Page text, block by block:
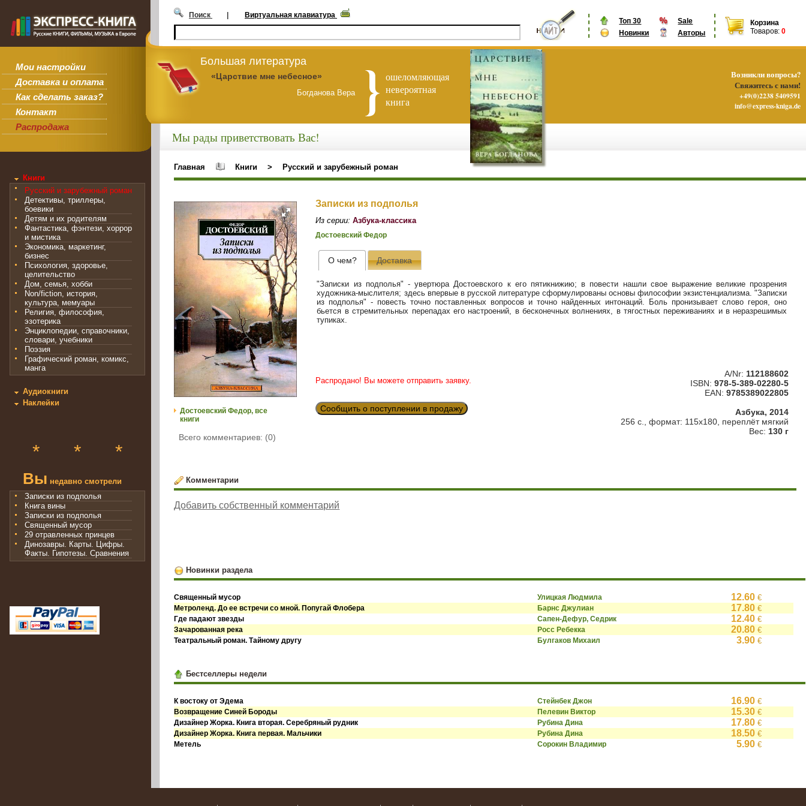
Мои настройки
Доставка и оплата
Как сделать заказ?
Контакт
Распродажа
Топ 30
Sale
Новинки
Авторы
Корзина
Товаров: 0
Поиск | Виртуальная клавиатура
Большая литература
«Царствие мне небесное»
Богданова Вера
ошеломляющая
невероятная
книга
Книги
Русский и зарубежный роман
Детективы, триллеры,
боевики
Детям и их родителям
Фантастика, фэнтези, хоррор
и мистика
Экономика, маркетинг,
бизнес
Психология, здоровье,
целительство
Дом, семья, хобби
Non/fiction, история,
культура, мемуары
Религия, философия,
эзотерика
Энциклопедии, справочники,
словари, учебники
Поэзия
Графический роман, комикс,
манга
Аудиокниги
Наклейки
* * *
Вы недавно смотрели
Записки из подполья
Книга вины
Записки из подполья
Священный мусор
29 отравленных принцев
Динозавры. Карты. Цифры.
Факты. Гипотезы. Сравнения
Мы рады приветствовать Вас!
Главная Книги > Русский и зарубежный роман
Достоевский Федор, все
книги
Всего комментариев: (0)
Записки из подполья
Из серии: Азбука-классика
Достоевский Федор
О чем? Доставка
"Записки из подполья" - увертюра Достоевского к его пятикнижию; в повести нашли свое выражение великие прозрения
художника-мыслителя; здесь впервые в русской литературе сформулированы основы философии экзистенциализма. "Записки
из подполья" - повесть точно поставленных вопросов и точно найденных интонаций. Боль пронизывает слово героя, оно
бьется в стремительных перепадах его настроений, в бесконечных волнениях, в тягостных переживаниях и в неразрешимых
тупиках.
Распродано! Вы можете отправить заявку.
Сообщить о поступлении в продажу
A/Nr: 112188602
ISBN: 978-5-389-02280-5
EAN: 9785389022805
Азбука, 2014
256 с., формат: 115х180, переплёт мягкий
Вес: 130 г
Комментарии
Добавить собственный комментарий
Новинки раздела
Священный мусор Улицкая Людмила 12.60€
Метроленд. До ее встречи со мной. Попугай Флобера Барнс Джулиан 17.80€
Где падают звезды Сапен-Дефур, Седрик 12.40€
Зачарованная река Росс Ребекка 20.80€
Театральный роман. Тайному другу Булгаков Михаил 3.90€
Бестселлеры недели
К востоку от Эдема Стейнбек Джон 16.90€
Возвращение Синей Бороды Пелевин Виктор 15.30€
Дизайнер Жорка. Книга вторая. Серебряный рудник Рубина Дина 17.80€
Дизайнер Жорка. Книга первая. Мальчики Рубина Дина 18.50€
Метель Сорокин Владимир 5.90€
Возникли вопросы?
Свяжитесь с нами!
+49(0)2238 5409591
info@express-kniga.de